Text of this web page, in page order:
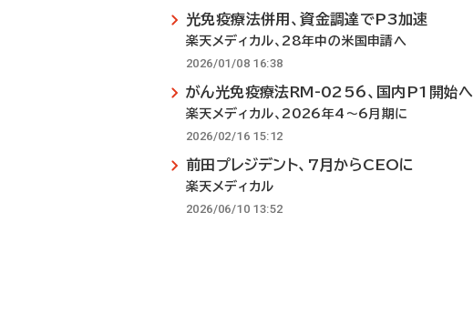
光免疫療法併用、資金調達でP3加速
楽天メディカル、28年中の米国申請へ
2026/01/08 16:38
がん光免疫療法RM-0256、国内P1開始へ
楽天メディカル、2026年4～6月期に
2026/02/16 15:12
前田プレジデント、7月からCEOに
楽天メディカル
2026/06/10 13:52